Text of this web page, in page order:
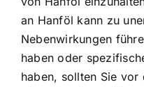
an Hanföl kann zu
Nebenwirkungen
haben oder
haben, sollten Sie vor